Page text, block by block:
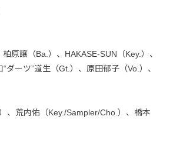
原譲（Ba.）、HAKASE-SUN（Key.）、
ダーツ”道生（Gt.）、原田郁子（Vo.）、
、荒内佑（Key./Sampler/Cho.）、橋本